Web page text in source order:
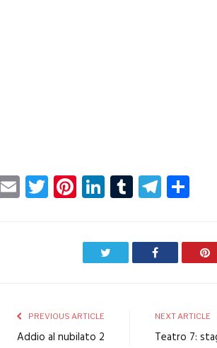
EmailTwitter
Pinterest
LinkedIn
Tumblr
Facebook
PREVIOUS ARTICLE
Addio al nubilato 2
NEXT ARTICLE
Teatro 7: